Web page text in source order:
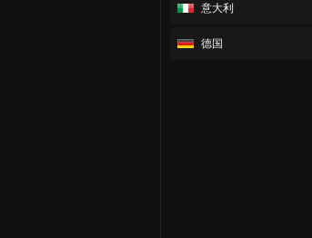
意大利
德国